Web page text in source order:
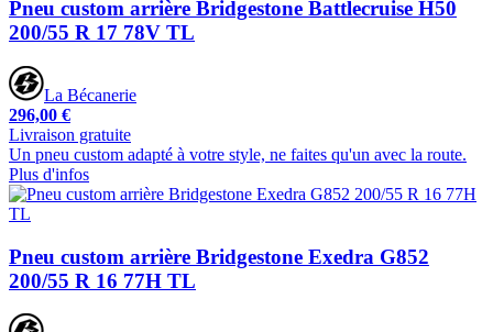
Pneu custom arrière Bridgestone Battlecruise H50
200/55 R 17 78V TL
La Bécanerie
296,00 €
Livraison gratuite
Un pneu custom adapté à votre style, ne faites qu'un avec la route.
Plus d'infos
Pneu custom arrière Bridgestone Exedra G852
200/55 R 16 77H TL